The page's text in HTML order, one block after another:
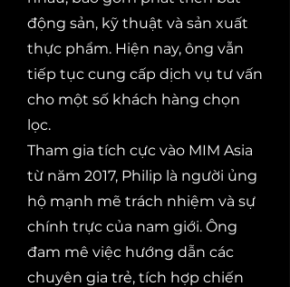
động sản, kỹ thuật và sản xuất
thực phẩm. Hiện nay, ông vẫn
tiếp tục cung cấp dịch vụ tư vấn
cho một số khách hàng chọn
lọc.
Tham gia tích cực vào MIM Asia
từ năm 2017, Philip là người ủng
hộ mạnh mẽ trách nhiệm và sự
chính trực của nam giới. Ông
đam mê việc hướng dẫn các
chuyên gia trẻ, tích hợp chiến